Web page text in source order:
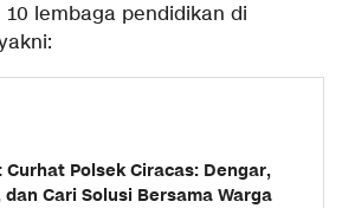
lembaga pendidikan di
Curhat Polsek Ciracas: Dengar,
Cari Solusi Bersama Warga